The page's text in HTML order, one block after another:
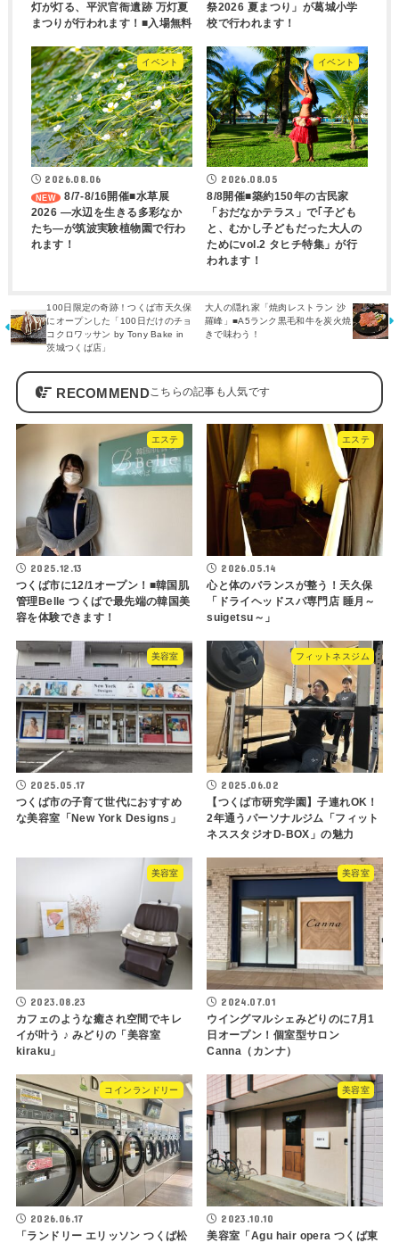
灯が灯る、平沢官衙遺跡 万灯夏
まつりが行われます！■入場無料
祭2026 夏まつり」が葛城小学
校で行われます！
イベント
2026.08.06
8/7-8/16開催■水草展
2026 ―水辺を生きる多彩なか
たち―が筑波実験植物園で行わ
れます！
イベント
2026.08.05
8/8開催■築約150年の古民家
「おだなかテラス」で｢子ども
と、むかし子どもだった大人の
ためにvol.2 タヒチ特集」が行
われます！
100日限定の奇跡！つくば市天久保
にオープンした「100日だけのチョ
コクロワッサン by Tony Bake in
茨城つくば店」
大人の隠れ家「焼肉レストラン 沙
羅峰」■A5ランク黒毛和牛を炭火焼
きで味わう！
RECOMMEND
エステ
2025.12.13
つくば市に12/1オープン！■韓国肌
管理Belle つくばで最先端の韓国美
容を体験できます！
エステ
2026.05.14
心と体のバランスが整う！天久保
「ドライヘッドスパ専門店 睡月～
suigetsu～」
美容室
2025.05.17
つくば市の子育て世代におすすめ
な美容室「New York Designs」
フィットネスジム
2025.06.02
【つくば市研究学園】子連れOK！
2年通うパーソナルジム「フィット
ネススタジオD-BOX」の魅力
美容室
2023.08.23
カフェのような癒され空間でキレ
イが叶う ♪ みどりの「美容室
kiraku」
美容室
2024.07.01
ウイングマルシェみどりのに7月1
日オープン！個室型サロン
Canna（カンナ）
コインランドリー
2026.06.17
「ランドリー エリッソン つくば松
美容室
2023.10.10
美容室「Agu hair opera つくば東